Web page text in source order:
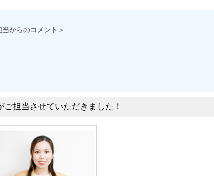
当からのコメント＞
ご担当させていただきました！